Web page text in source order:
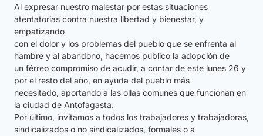
Al expresar nuestro malestar por estas situaciones
atentatorias contra nuestra libertad y bienestar, y
empatizando
con el dolor y los problemas del pueblo que se enfrenta al
hambre y al abandono, hacemos público la adopción de
un férreo compromiso de acudir, a contar de este lunes 26 y
por el resto del año, en ayuda del pueblo más
necesitado, aportando a las ollas comunes que funcionan en
la ciudad de Antofagasta.
Por último, invitamos a todos los trabajadores y trabajadoras,
sindicalizados o no sindicalizados, formales o a